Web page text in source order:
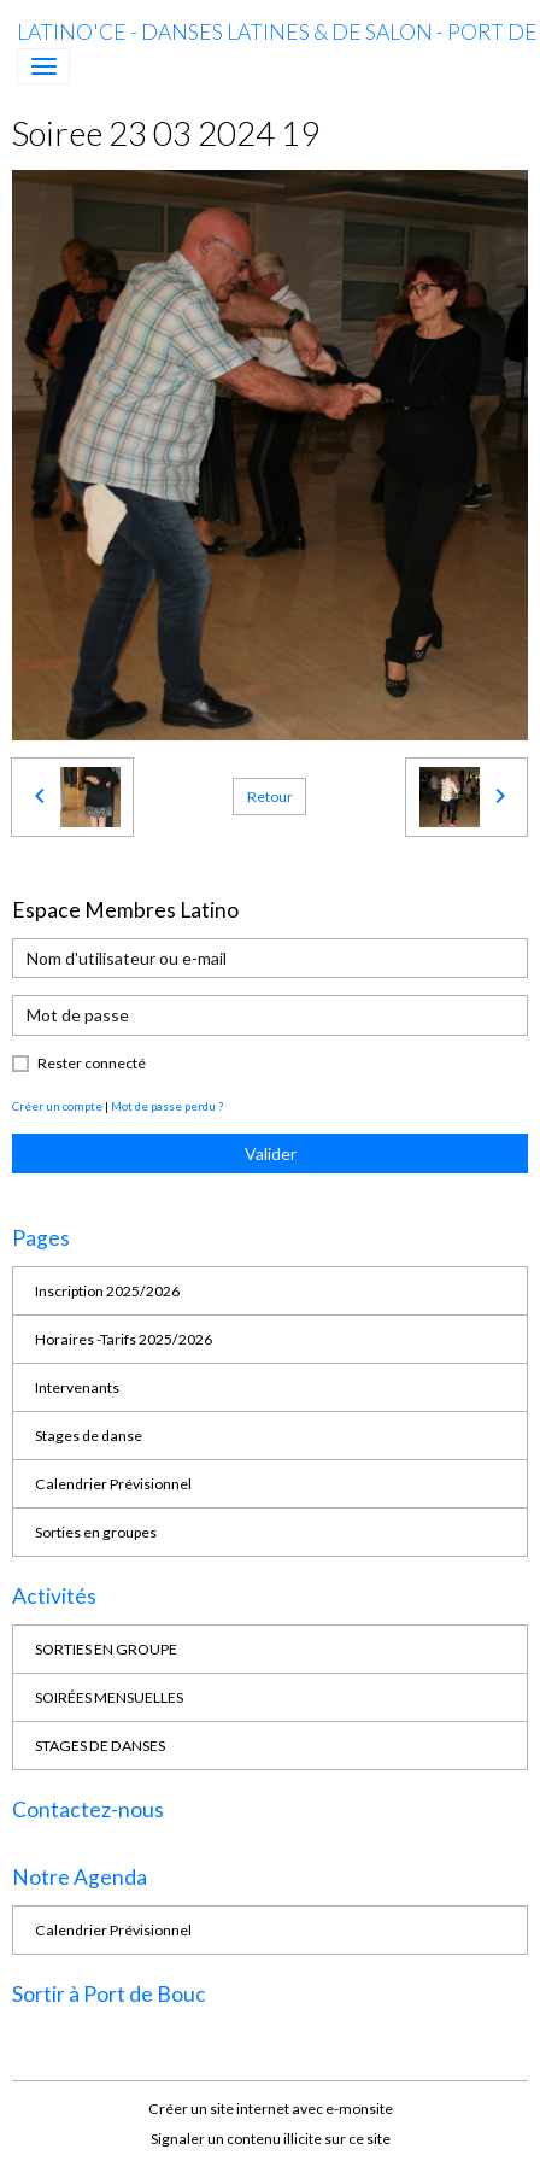
LATINO'CE - DANSES LATINES & DE SALON - PORT
Soiree 23 03 2024 19
Retour
Espace Membres Latino
Rester connecté
Créer un compte | Mot de passe perdu ?
Valider
Pages
Inscription 2025/2026
Horaires -Tarifs 2025/2026
Intervenants
Stages de danse
Calendrier Prévisionnel
Sorties en groupes
Activités
SORTIES EN GROUPE
SOIRÉES MENSUELLES
STAGES DE DANSES
Contactez-nous
Notre Agenda
Calendrier Prévisionnel
Sortir à Port de Bouc
Créer un site internet avec e-monsite
Signaler un contenu illicite sur ce site